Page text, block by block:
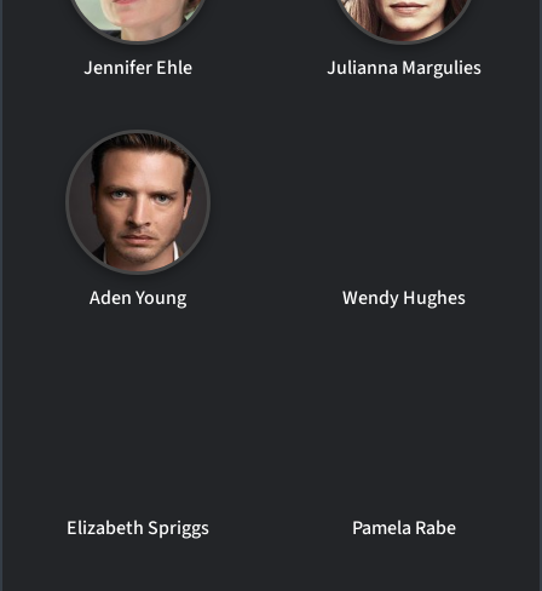
Jennifer Ehle Julianna Margulies
Aden Young Wendy Hughes
Elizabeth Spriggs Pamela Rabe